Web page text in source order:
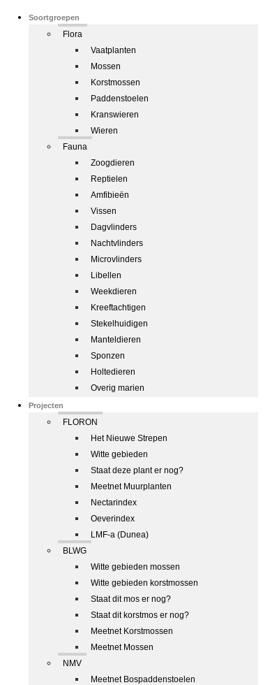
Soortgroepen
Flora
Vaatplanten
Mossen
Korstmossen
Paddenstoelen
Kranswieren
Wieren
Fauna
Zoogdieren
Reptielen
Amfibieën
Vissen
Dagvlinders
Nachtvlinders
Microvlinders
Libellen
Weekdieren
Kreeftachtigen
Stekelhuidigen
Manteldieren
Sponzen
Holtedieren
Overig marien
Projecten
FLORON
Het Nieuwe Strepen
Witte gebieden
Staat deze plant er nog?
Meetnet Muurplanten
Nectarindex
Oeverindex
LMF-a (Dunea)
BLWG
Witte gebieden mossen
Witte gebieden korstmossen
Staat dit mos er nog?
Staat dit korstmos er nog?
Meetnet Korstmossen
Meetnet Mossen
NMV
Meetnet Bospaddenstoelen